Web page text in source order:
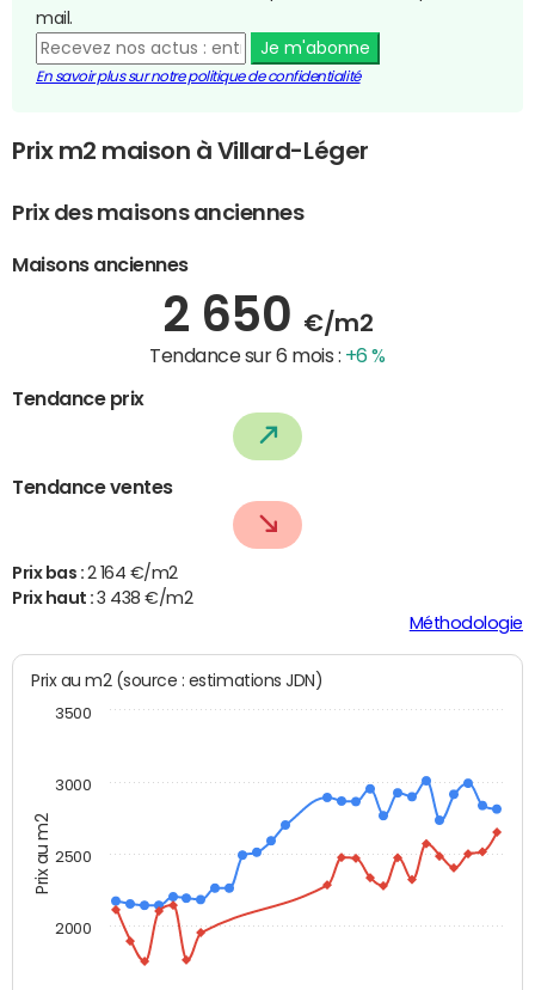
mail.
Je m'abonne
En savoir plus sur notre politique de confidentialité
Prix m2 maison à Villard-Léger
Prix des maisons anciennes
Maisons anciennes
2 650 €/m2
Tendance sur 6 mois : +6 %
Tendance prix
Tendance ventes
Prix bas : 2 164 €/m2
Prix haut :3 438 €/m2
Méthodologie
Prix au m2
Prix au m2 (source : estimations JDN)
2000
2500
3000
3500